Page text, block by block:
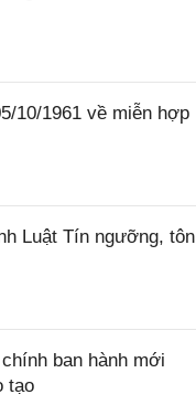
10/1961 về miễn hợp
Luật Tín ngưỡng, tôn
ban hành mới
tạo